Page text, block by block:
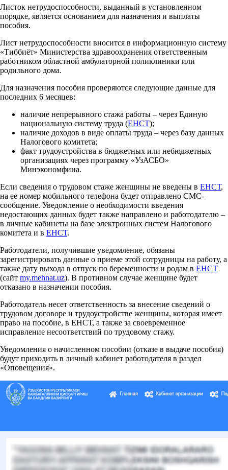
Листок нетрудоспособности, выданный в установленном
порядке, является основанием для назначения и выплаты
пособия.
Лист нетрудоспособности вносится в информационную систему
«Тиббиёт» Министерства здравоохранения ответственным
работником областной амбулаторной поликлиники или
родильного дома.
Для назначения пособия проверяются следующие данные для
последних 6 месяцев:
наличие непрерывного стажа работы – через Единую
национальную систему труда (ЕНСТ);
наличие доходов в виде оплаты труда – через базу данных
Налогового комитета;
факт трудоустройства в бюджетных или небюджетных
организациях через программу «УзАСБО»
Минэкономфина.
Если сведения о трудовом стаже женщины не введены в ЕНСТ,
на ее номер мобильного телефона будет отправлено СМС-
сообщение. Уведомление о необходимости введения
недостающих данных будет также направлено и работодателю –
в личные кабинеты на базе электронных систем Налогового
комитета и в ЕНСТ.
Работодатели, получившие уведомление, обязаны
зарегистрировать данные о приеме этой сотрудницы на работу, а
также дату выхода в отпуск по беременности и родам в ЕНСТ
(сайт my.mehnat.uz). В противном случае женщине будет
отказано в назначении пособия.
Работодатель несет ответственность за внесение сведений о
трудовом договоре и трудоустройстве женщины, которая имеет
право на пособие, в ЕНСТ, а также за своевременное
исправление несоответствий по трудовому стажу.
Уведомления о начисленном пособии (отказе в выдаче пособия)
будут приходить в личный кабинет работодателя в раздел
«Оповещения».